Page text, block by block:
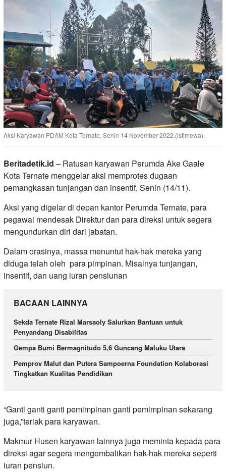
Aksi Karyawan PDAM Kota Ternate, Senin 14 November 2022.(istimewa).
Beritadetik.id – Ratusan karyawan Perumda Ake Gaale
Kota Ternate menggelar aksi memprotes dugaan
pemangkasan tunjangan dan insentif, Senin (14/11).
Aksi yang digelar di depan kantor Perumda Ternate, para
pegawai mendesak Direktur dan para direksi untuk segera
mengundurkan diri dari jabatan.
Dalam orasinya, massa menuntut hak-hak mereka yang
diduga telah oleh para pimpinan. Misalnya tunjangan,
insentif, dan uang iuran pensiunan
BACAAN LAINNYA
Sekda Ternate Rizal Marsaoly Salurkan Bantuan untuk
Penyandang Disabilitas
Gempa Bumi Bermagnitudo 5,6 Guncang Maluku Utara
Pemprov Malut dan Putera Sampoerna Foundation Kolaborasi
Tingkatkan Kualitas Pendidikan
“Ganti ganti ganti pemimpinan ganti pemimpinan sekarang
juga,”teriak para karyawan.
Makmur Husen karyawan lainnya juga meminta kepada para
direksi agar segera mengembalikan hak-hak mereka seperti
iuran pensiun.